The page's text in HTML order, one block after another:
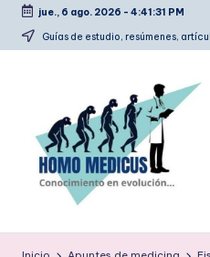
Saltar
jue., 6 ago. 2026 - 4:41:32 PM
Guías de estudio, resúmenes,